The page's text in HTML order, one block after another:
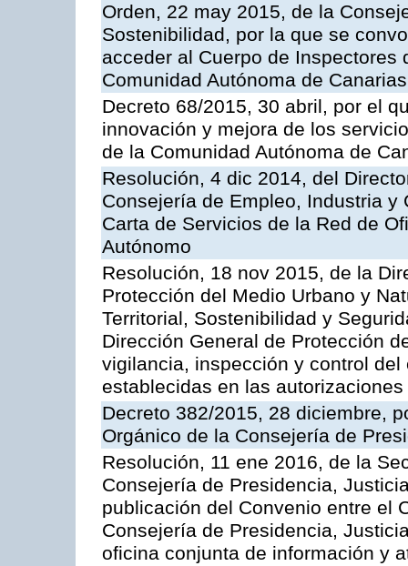
Orden, 22 may 2015, de la
Sostenibilidad, por la que se
acceder al Cuerpo de
Comunidad Autónoma de Canarias
Decreto 68/2015, 30 abril, por el
innovación y mejora de los
de la Comunidad Autónoma de
Resolución, 4 dic 2014, del
Consejería de Empleo, Industria
Carta de Servicios de la Red de
Autónomo
Resolución, 18 nov 2015, de la
Protección del Medio Urbano y
Territorial, Sostenibilidad y
Dirección General de Protección
vigilancia, inspección y control
establecidas en las
Decreto 382/2015, 28 diciembre,
Orgánico de la Consejería de
Resolución, 11 ene 2016, de la
Consejería de Presidencia,
publicación del Convenio entre el
Consejería de Presidencia,
oficina conjunta de información y